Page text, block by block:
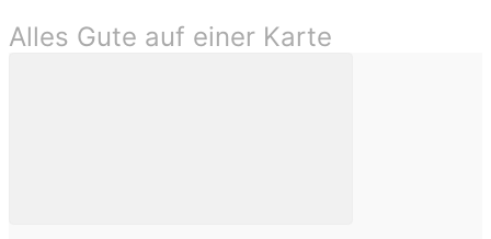
Alles Gute auf einer Karte